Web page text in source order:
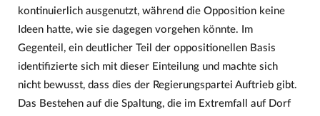
kontinuierlich ausgenutzt, während die Opposition keine
Ideen hatte, wie sie dagegen vorgehen könnte. Im
Gegenteil, ein deutlicher Teil der oppositionellen Basis
identifizierte sich mit dieser Einteilung und machte sich
nicht bewusst, dass dies der Regierungspartei Auftrieb gibt.
Das Bestehen auf die Spaltung, die im Extremfall auf Dorf